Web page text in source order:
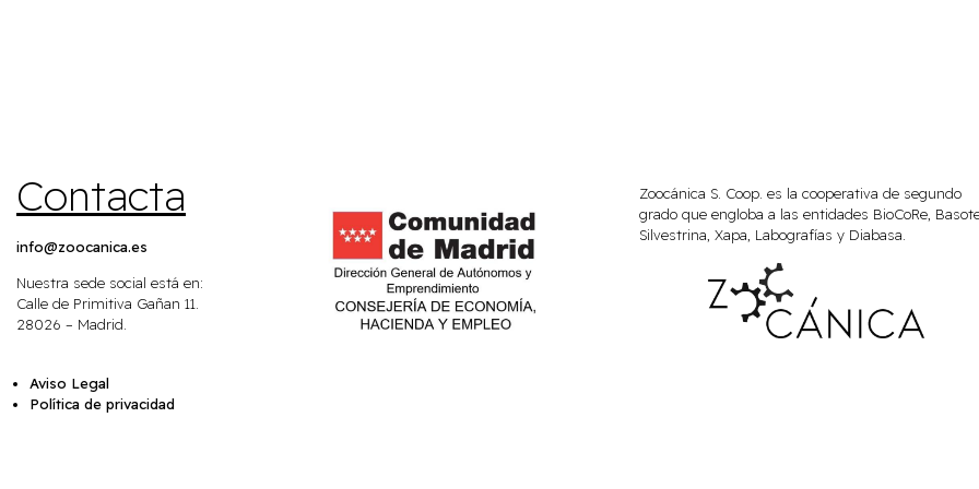
Contacta
info@zoocanica.es
Nuestra sede social está en:
Calle de Primitiva Gañan 11.
28026 – Madrid.
Aviso Legal
Política de privacidad
Zoocánica S. Coop. es la cooperativa de segundo
grado que engloba a las entidades BioCoRe,
Silvestrina, Xapa, Labografías y Diabasa.